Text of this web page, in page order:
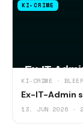
KI-CRIME
KI-CRIME ·
Ex-IT-Admin
13. JUN 2026 ·